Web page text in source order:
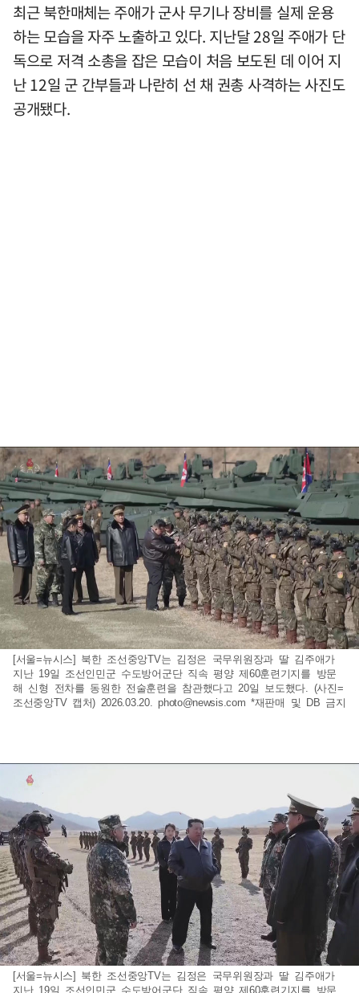
최근 북한매체는 주애가 군사 무기나 장비를 실제 운용
하는 모습을 자주 노출하고 있다. 지난달 28일 주애가 단
독으로 저격 소총을 잡은 모습이 처음 보도된 데 이어 지
난 12일 군 간부들과 나란히 선 채 권총 사격하는 사진도
공개됐다.
[서울=뉴시스] 북한 조선중앙TV는 김정은 국무위원장과 딸 김주애가
지난 19일 조선인민군 수도방어군단 직속 평양 제60훈련기지를 방문
해 신형 전차를 동원한 전술훈련을 참관했다고 20일 보도했다. (사진=
조선중앙TV 캡처) 2026.03.20.photo@newsis.com *재판매 및 DB 금지
[서울=뉴시스] 북한 조선중앙TV는 김정은 국무위원장과 딸 김주애가
지난 19일 조선인민군 수도방어군단 직속 평양 제60훈련기지를 방문